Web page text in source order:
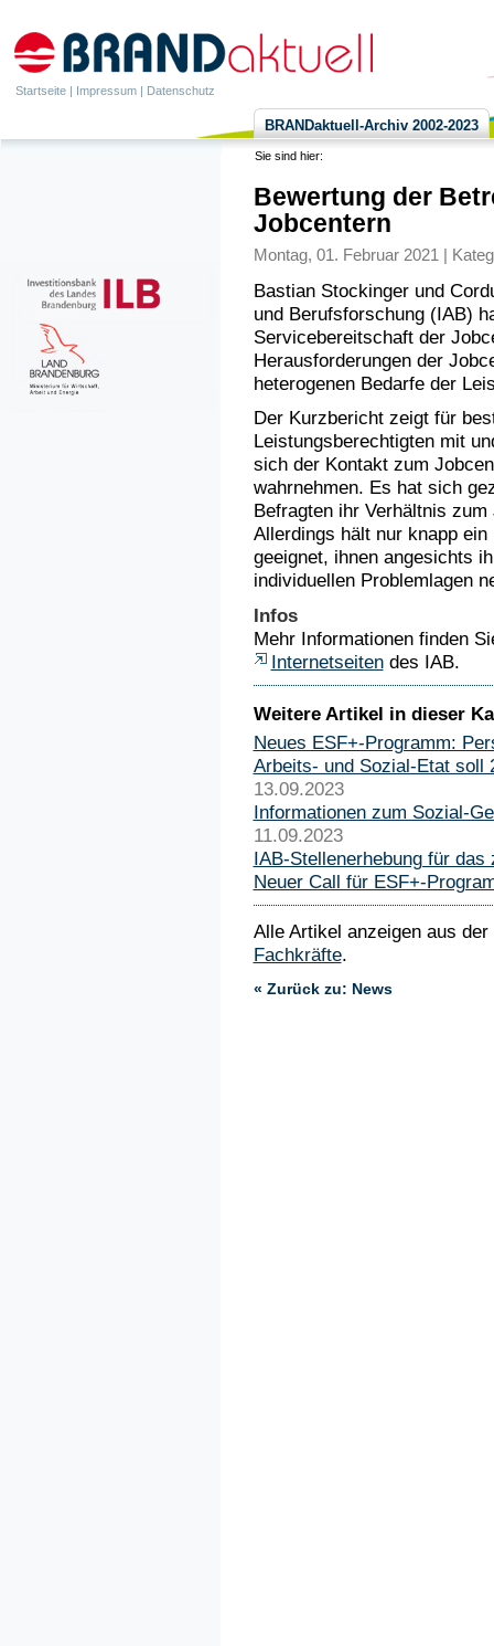
Startseite | Impressum | Datenschutz
BRANDaktuell-Archiv 2002-2023
Sie sind hier:
Bewertung der
Jobcentern
Montag, 01. Februar 2021 |
Bastian Stockinger und
und Berufsforschung (IAB)
Servicebereitschaft der
Herausforderungen der
heterogenen Bedarfe der
Der Kurzbericht zeigt für
Leistungsberechtigten mit
sich der Kontakt zum
wahrnehmen. Es hat sich
Befragten ihr Verhältnis
Allerdings hält nur knapp
geeignet, ihnen angesichts
individuellen Problemlagen
Infos
Mehr Informationen finden
Internetseitendes IAB.
Weitere Artikel in dieser
Neues ESF+-Programm:
Arbeits- und Sozial-Etat soll
13.09.2023
Informationen zum Sozial-
11.09.2023
IAB-Stellenerhebung für das
Neuer Call für ESF+-
Alle Artikel anzeigen aus
Fachkräfte.
« Zurück zu: News